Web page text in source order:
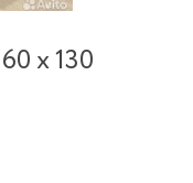
х 130